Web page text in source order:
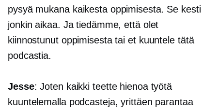
pysyä mukana kaikesta oppimisesta. Se kesti
jonkin aikaa. Ja tiedämme, että olet
kiinnostunut oppimisesta tai et kuuntele tätä
podcastia.
Jesse: Joten kaikki teette hienoa työtä
kuuntelemalla podcasteja, yrittäen parantaa